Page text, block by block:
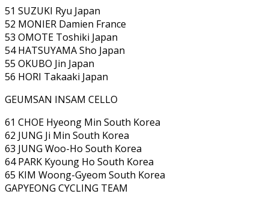
51 SUZUKI Ryu Japan
52 MONIER Damien France
53 OMOTE Toshiki Japan
54 HATSUYAMA Sho Japan
55 OKUBO Jin Japan
56 HORI Takaaki Japan
GEUMSAN INSAM CELLO
61 CHOE Hyeong Min South Korea
62 JUNG Ji Min South Korea
63 JUNG Woo-Ho South Korea
64 PARK Kyoung Ho South Korea
65 KIM Woong-Gyeom South Korea
GAPYEONG CYCLING TEAM